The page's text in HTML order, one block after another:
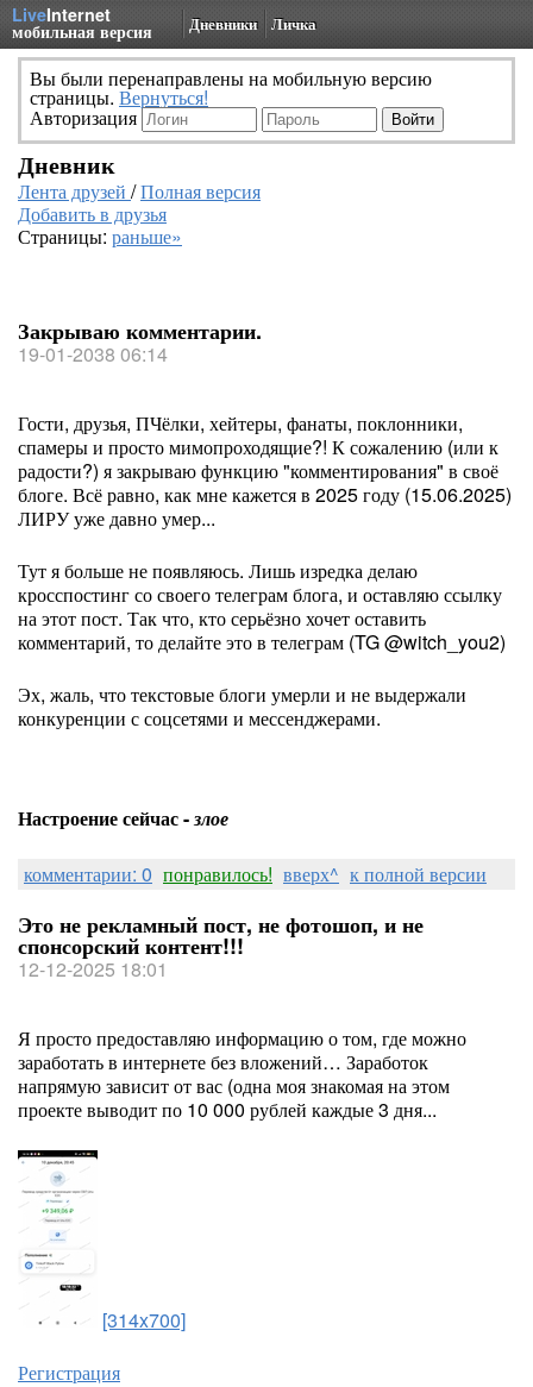
LiveInternet
мобильная версия Дневники Личка
Вы были перенаправлены на мобильную версию
страницы. Вернуться!
Авторизация
Дневник
Лента друзей /Полная версия
Добавить в друзья
Страницы: раньше»
Закрываю комментарии.
19-01-2038 06:14
Гости, друзья, ПЧёлки, хейтеры, фанаты, поклонники,
спамеры и просто мимопроходящие?! К сожалению (или к
радости?) я закрываю функцию "комментирования" в своё
блоге. Всё равно, как мне кажется в 2025 году (15.06.2025)
ЛИРУ уже давно умер...
Тут я больше не появляюсь. Лишь изредка делаю
кросспостинг со своего телеграм блога, и оставляю ссылку
на этот пост. Так что, кто серьёзно хочет оставить
комментарий, то делайте это в телеграм (TG @witch_you2)
Эх, жаль, что текстовые блоги умерли и не выдержали
конкуренции с соцсетями и мессенджерами.
Настроение сейчас -злое
комментарии: 0 понравилось! вверх^ к полной версии
Это не рекламный пост, не фотошоп, и не
спонсорский контент!!!
12-12-2025 18:01
Я просто предоставляю информацию о том, где можно
заработать в интернете без вложений… Заработок
напрямую зависит от вас (одна моя знакомая на этом
проекте выводит по 10 000 рублей каждые 3 дня...
[314x700]
Регистрация